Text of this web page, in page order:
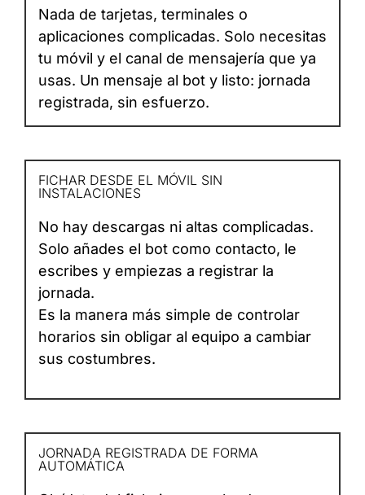
Nada de tarjetas, terminales o
aplicaciones complicadas. Solo necesitas
tu móvil y el canal de mensajería que ya
usas. Un mensaje al bot y listo: jornada
registrada, sin esfuerzo.
FICHAR DESDE EL MÓVIL SIN
INSTALACIONES
No hay descargas ni altas complicadas.
Solo añades el bot como contacto, le
escribes y empiezas a registrar la
jornada.
Es la manera más simple de controlar
horarios sin obligar al equipo a cambiar
sus costumbres.
JORNADA REGISTRADA DE FORMA
AUTOMÁTICA